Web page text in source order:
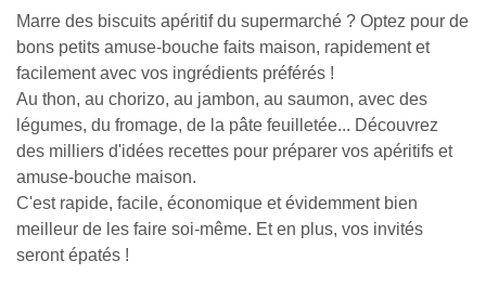
Marre des biscuits apéritif du supermarché ? Optez pour de
bons petits amuse-bouche faits maison, rapidement et
facilement avec vos ingrédients préférés !
Au thon, au chorizo, au jambon, au saumon, avec des
légumes, du fromage, de la pâte feuilletée... Découvrez
des milliers d'idées recettes pour préparer vos apéritifs et
amuse-bouche maison.
C'est rapide, facile, économique et évidemment bien
meilleur de les faire soi-même. Et en plus, vos invités
seront épatés !